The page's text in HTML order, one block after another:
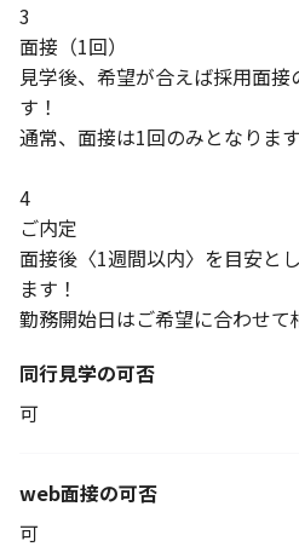
3
面接（1回）
見学後、希望が合えば採用面
す！
通常、面接は1回のみとなります
4
ご内定
面接後〈1週間以内〉を目安と
ます！
勤務開始日はご希望に合わせて
同行見学の可否
可
web面接の可否
可